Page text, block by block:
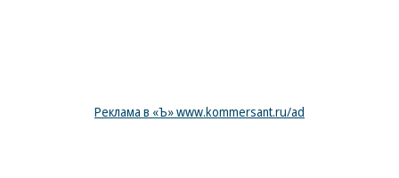
Реклама в «Ъ» www.kommersant.ru/ad